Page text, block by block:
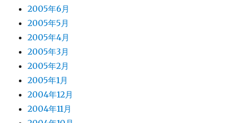
2005年6月
2005年5月
2005年4月
2005年3月
2005年2月
2005年1月
2004年12月
2004年11月